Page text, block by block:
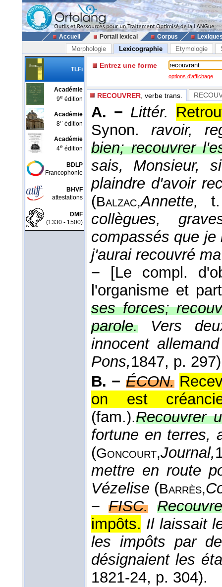
Accueil Portail lexical Corpus
Morphologie Lexicographie Etymologie
TLFi
Académie
9e édition
Académie
8e édition
Académie
4e édition
BDLP
Francophonie
BHVF
attestations
DMF
(1330 - 1500)
Entrez une forme
options d'affichage
RECOUVRER , verbe trans.
A. − Littér.
Synon. ravoir,
bien; recouvrer
sais, Monsieur,
plaindre d'avoir
(Balzac,Annette,
collègues,
compassés que je
j'aurai recouvré
−
[Le compl.
l'organisme et
ses forces;
parole.
Vers
innocent
Pons,1847, p.
B. − ÉCON.
on est
(fam.).Recouvrer
fortune en terres,
(Goncourt,Journal,
mettre en route
Vézelise (Barrès,
−FISC.
impôts. Il laissait
les impôts par
désignaient les
1821-24, p. 304).